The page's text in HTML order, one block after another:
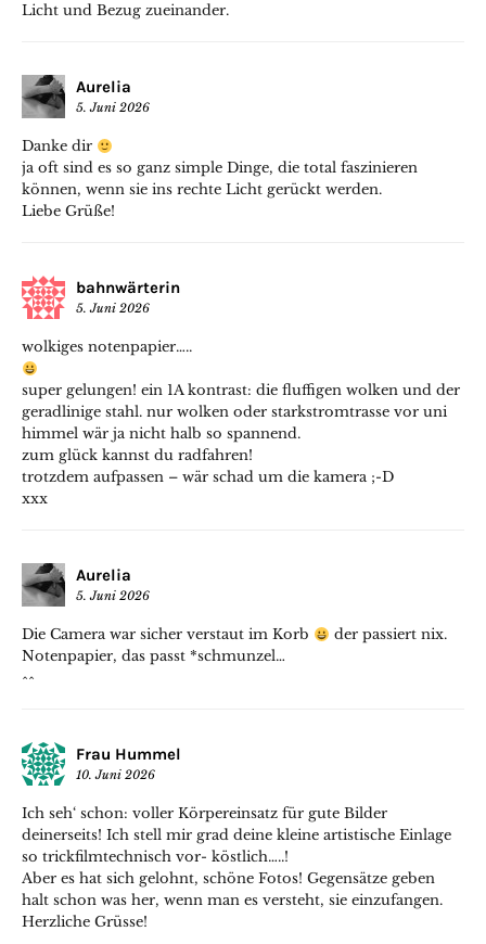
Licht und Bezug zueinander.
Aurelia
5. Juni 2026
Danke dir
ja oft sind es so ganz simple Dinge, die total faszinieren
können, wenn sie ins rechte Licht gerückt werden.
Liebe Grüße!
bahnwärterin
5. Juni 2026
wolkiges notenpapier…..
super gelungen! ein 1A kontrast: die fluffigen wolken und der
geradlinige stahl. nur wolken oder starkstromtrasse vor uni
himmel wär ja nicht halb so spannend.
zum glück kannst du radfahren!
trotzdem aufpassen – wär schad um die kamera ;-D
xxx
Aurelia
5. Juni 2026
Die Camera war sicher verstaut im Korb
der passiert nix.
Notenpapier, das passt *schmunzel…
^^
Frau Hummel
10. Juni 2026
Ich seh‘ schon: voller Körpereinsatz für gute Bilder
deinerseits! Ich stell mir grad deine kleine artistische Einlage
so trickfilmtechnisch vor- köstlich…..!
Aber es hat sich gelohnt, schöne Fotos! Gegensätze geben
halt schon was her, wenn man es versteht, sie einzufangen.
Herzliche Grüsse!